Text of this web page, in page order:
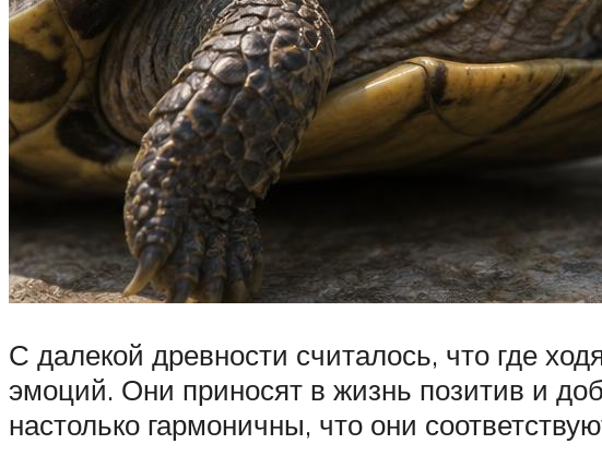
С далекой древности считалось, что где
эмоций. Они приносят в жизнь позитив и
настолько гармоничны, что они